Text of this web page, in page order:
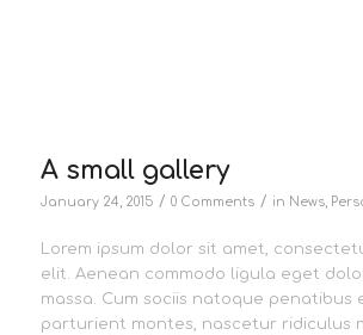
A small gallery
January 24, 2015 / 0 Comments / in News,
Lorem ipsum dolor sit amet,
elit. Aenean commodo ligula eget
massa. Cum sociis natoque penatibus
parturient montes, nascetur ridiculus